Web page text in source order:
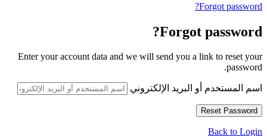
Forgot password?
Forgot password?
Enter your account data and we will send you a link to reset your
password.
اسم المستخدم أو البريد الإلكتروني
Back to Login